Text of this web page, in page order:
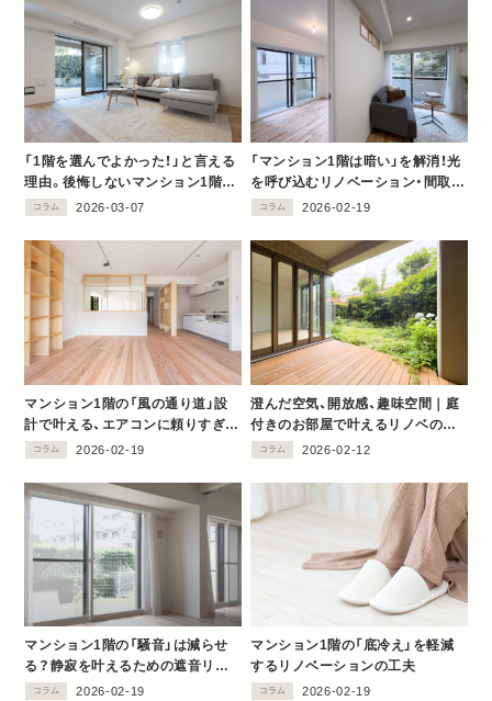
「1階を選んでよかった！」と言える
理由。後悔しないマンション1階暮
らしを叶えるリノベーション
コラム 2026-03-07
「マンション1階は暗い」を解消！光
を呼び込むリノベーション・間取り
の工夫
コラム 2026-02-19
マンション1階の「風の通り道」設
計で叶える、エアコンに頼りすぎな
い夏
コラム 2026-02-19
澄んだ空気、開放感、趣味空間｜庭
付きのお部屋で叶えるリノベの秘
訣コラム 2026-02-12
マンション1階の「騒音」は減らせ
る？静寂を叶えるための遮音リノ
ベコラム 2026-02-19
マンション1階の「底冷え」を軽減
するリノベーションの工夫
コラム 2026-02-19